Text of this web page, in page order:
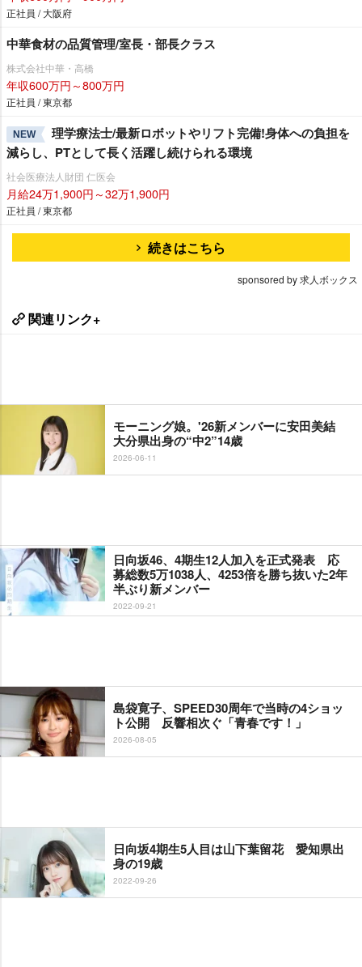
正社員 / 大阪府
中華食材の品質管理/室長・部長クラス
株式会社中華・高橋
年収600万円～800万円
正社員 / 東京都
NEW
理学療法士/最新ロボットやリフト完備!身体への負担を
減らし、PTとして長く活躍し続けられる環境
社会医療法人財団 仁医会
月給24万1,900円～32万1,900円
正社員 / 東京都
続きはこちら
sponsored by 求人ボックス
関連リンク+
モーニング娘。'26新メンバーに安田美結
大分県出身の“中2”14歳
2026-06-11
日向坂46、4期生12人加入を正式発表 応
募総数5万1038人、4253倍を勝ち抜いた2年
半ぶり新メンバー
2022-09-21
島袋寛子、SPEED30周年で当時の4ショッ
ト公開 反響相次ぐ「青春です！」
2026-08-05
日向坂4期生5人目は山下葉留花 愛知県出
身の19歳
2022-09-26